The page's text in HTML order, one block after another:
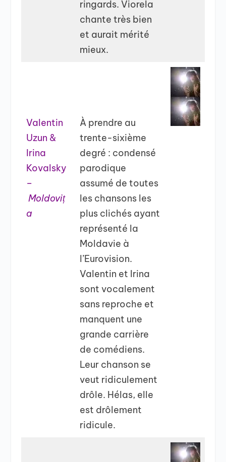
ringards. Viorela
chante très bien
et aurait mérité
mieux.
Valentin
Uzun &
Irina
Kovalsky
–
Moldoviț
a
À prendre au
trente-sixième
degré : condensé
parodique
assumé de toutes
les chansons les
plus clichés ayant
représenté la
Moldavie à
l’Eurovision.
Valentin et Irina
sont vocalement
sans reproche et
manquent une
grande carrière
de comédiens.
Leur chanson se
veut ridiculement
drôle. Hélas, elle
est drôlement
ridicule.